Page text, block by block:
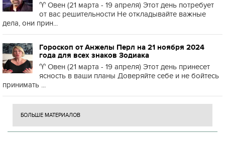
♈️ Овен (21 марта - 19 апреля) Этот день потребует
от вас решительности Не откладывайте важные
дела, они прин...
Гороскоп от Анжелы Перл на 21 ноября 2024
года для всех знаков Зодиака
♈️ Овен (21 марта - 19 апреля) Этот день принесет
ясность в ваши планы Доверяйте себе и не бойтесь
принимать ...
БОЛЬШЕ МАТЕРИАЛОВ